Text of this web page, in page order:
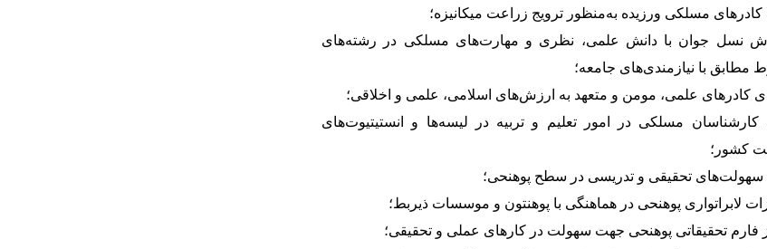
کادرهای مسلکی ورزیده بهمنظور ترویج زراعت میکانیزه؛
نسل جوان با دانش علمی، نظری و مهارتهای مسلکی در رشتههای
مطابق با نیازمندیهای جامعه؛
ی کادرهای علمی، مومن و متعهد به ارزشهای اسلامی، علمی و اخلاقی؛
کارشناسان مسلکی در امور تعلیم و تربیه در لیسهها و انستیتیوتهای
کشور؛
سهولتهای تحقیقی و تدریسی در سطح پوهنحی؛
لابراتواری پوهنحی در هماهنگی با پوهنتون و موسسات ذیربط؛
فارم تحقیقاتی پوهنحی جهت سهولت در کارهای عملی و تحقیقی؛